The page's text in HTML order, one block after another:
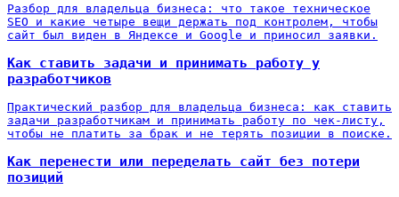
Разбор для владельца бизнеса: что такое техническое
SEO и какие четыре вещи держать под контролем, чтобы
сайт был виден в Яндексе и Google и приносил заявки.
Как ставить задачи и принимать работу у
разработчиков
Практический разбор для владельца бизнеса: как ставить
задачи разработчикам и принимать работу по чек-листу,
чтобы не платить за брак и не терять позиции в поиске.
Как перенести или переделать сайт без потери
позиций